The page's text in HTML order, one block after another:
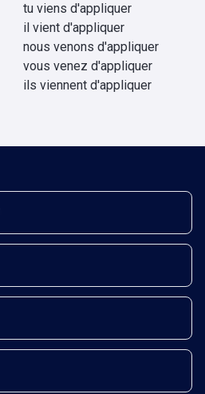
tu viens d'appliquer
il vient d'appliquer
nous venons d'appliquer
vous venez d'appliquer
ils viennent d'appliquer